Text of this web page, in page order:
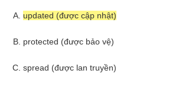
updated (được cập nhật)
protected (được bảo vệ)
spread (được lan truyền)